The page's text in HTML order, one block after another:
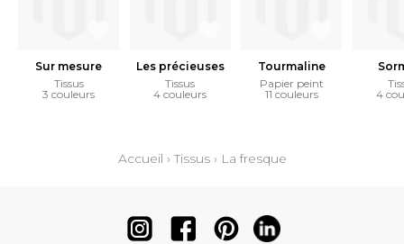
Sur mesure
Tissus
3 couleurs
Les précieuses
Tissus
4 couleurs
Tourmaline
Papier peint
11 couleurs
4
Accueil ›Tissus› La fresque